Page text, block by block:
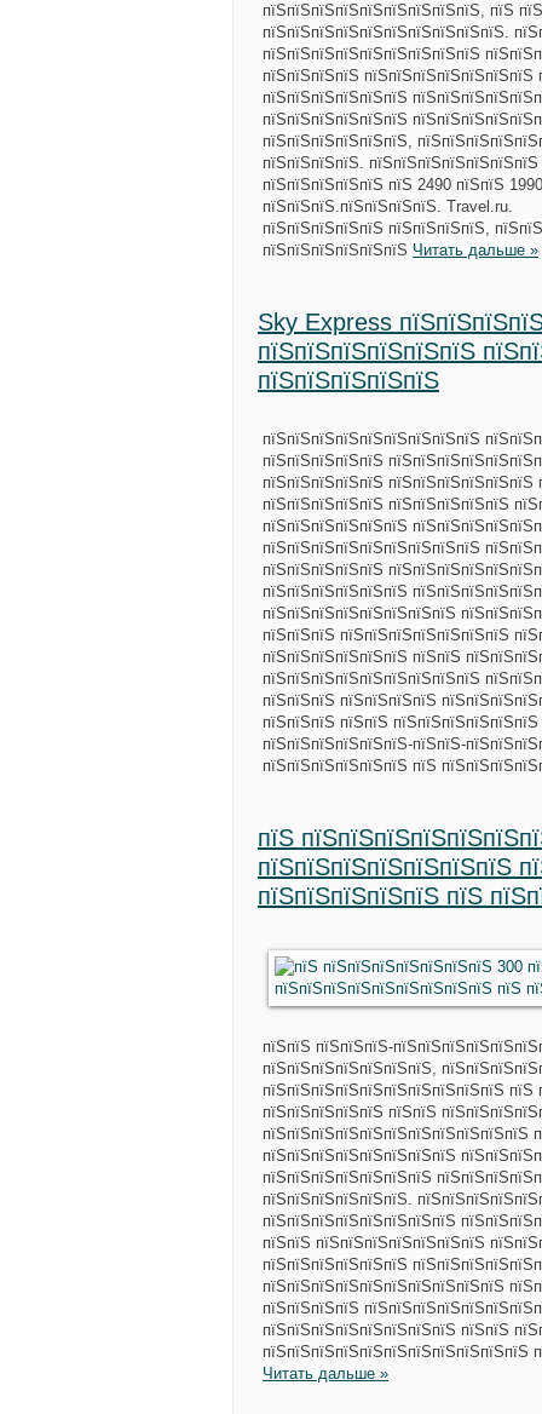
пїЅпїЅпїЅпїЅпїЅпїЅпїЅпїЅпїЅ, пїЅ
пїЅпїЅпїЅпїЅпїЅпїЅпїЅпїЅпїЅпїЅ.
пїЅпїЅпїЅпїЅпїЅпїЅпїЅпїЅпїЅ
пїЅпїЅпїЅпїЅ
пїЅпїЅпїЅпїЅпїЅпїЅ
пїЅпїЅпїЅпїЅпїЅпїЅ
пїЅпїЅпїЅпїЅпїЅпїЅ,
пїЅпїЅпїЅпїЅ.
пїЅпїЅпїЅпїЅпїЅ пїЅ 2490 пїЅпїЅ
пїЅпїЅпїЅ.пїЅпїЅпїЅпїЅ. Travel.ru.
пїЅпїЅпїЅпїЅпїЅ пїЅпїЅпїЅпїЅ,
пїЅпїЅпїЅпїЅпїЅпїЅ Читать дальше »
Sky Express
пїЅпїЅпїЅпїЅпїЅпїЅ
пїЅпїЅпїЅпїЅпїЅ
пїЅпїЅпїЅпїЅпїЅпїЅпїЅпїЅпїЅ
пїЅпїЅпїЅпїЅпїЅ
пїЅпїЅпїЅпїЅпїЅ
пїЅпїЅпїЅпїЅпїЅ пїЅпїЅпїЅпїЅпїЅ
пїЅпїЅпїЅпїЅпїЅпїЅ
пїЅпїЅпїЅпїЅпїЅпїЅпїЅпїЅпїЅ
пїЅпїЅпїЅпїЅпїЅ
пїЅпїЅпїЅпїЅпїЅпїЅ
пїЅпїЅпїЅпїЅпїЅпїЅпїЅпїЅ
пїЅпїЅпїЅ пїЅпїЅпїЅпїЅпїЅпїЅпїЅ
пїЅпїЅпїЅпїЅпїЅпїЅ пїЅпїЅ
пїЅпїЅпїЅпїЅпїЅпїЅпїЅпїЅпїЅ
пїЅпїЅпїЅ пїЅпїЅпїЅпїЅ
пїЅпїЅпїЅ пїЅпїЅ
пїЅпїЅпїЅпїЅпїЅпїЅ-пїЅпїЅ-
пїЅпїЅпїЅпїЅпїЅпїЅ пїЅ
пїЅ
пїЅпїЅпїЅпїЅпїЅпїЅпїЅ
пїЅпїЅпїЅпїЅпїЅ пїЅ
пїЅпїЅ пїЅпїЅпїЅ-
пїЅпїЅпїЅпїЅпїЅпїЅпїЅ,
пїЅпїЅпїЅпїЅпїЅпїЅпїЅпїЅпїЅпїЅ
пїЅпїЅпїЅпїЅпїЅ пїЅпїЅ
пїЅпїЅпїЅпїЅпїЅпїЅпїЅпїЅпїЅпїЅпїЅ
пїЅпїЅпїЅпїЅпїЅпїЅпїЅпїЅ
пїЅпїЅпїЅпїЅпїЅпїЅпїЅ
пїЅпїЅпїЅпїЅпїЅпїЅ.
пїЅпїЅпїЅпїЅпїЅпїЅпїЅпїЅ
пїЅпїЅ пїЅпїЅпїЅпїЅпїЅпїЅпїЅ
пїЅпїЅпїЅпїЅпїЅпїЅ
пїЅпїЅпїЅпїЅпїЅпїЅпїЅпїЅпїЅпїЅ
пїЅпїЅпїЅпїЅ
пїЅпїЅпїЅпїЅпїЅпїЅпїЅпїЅ пїЅпїЅ
пїЅпїЅпїЅпїЅпїЅпїЅпїЅпїЅпїЅпїЅпїЅ
Читать дальше »